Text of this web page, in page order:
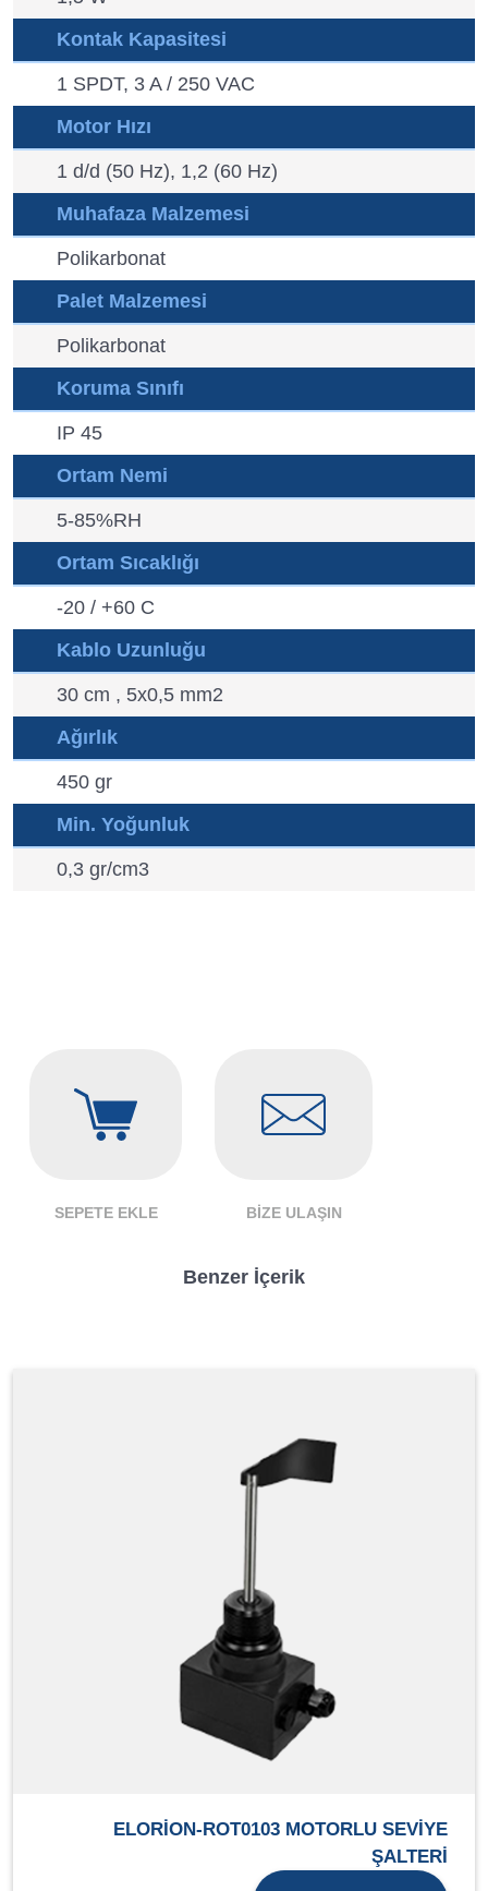
Kontak Kapasitesi
1 SPDT, 3 A / 250 VAC
Motor Hızı
1 d/d (50 Hz), 1,2 (60 Hz)
Muhafaza Malzemesi
Polikarbonat
Palet Malzemesi
Polikarbonat
Koruma Sınıfı
IP 45
Ortam Nemi
5-85%RH
Ortam Sıcaklığı
-20 / +60 C
Kablo Uzunluğu
30 cm , 5x0,5 mm2
Ağırlık
450 gr
Min. Yoğunluk
0,3 gr/cm3
SEPETE EKLE BIZE ULAŞIN
Benzer İçerik
ELORİON-ROT0103 MOTORLU SEVİYE
ŞALTERİ